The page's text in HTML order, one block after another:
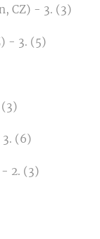
CZ) - 3. (3)
- 3. (5)
3. (6)
- 2. (3)